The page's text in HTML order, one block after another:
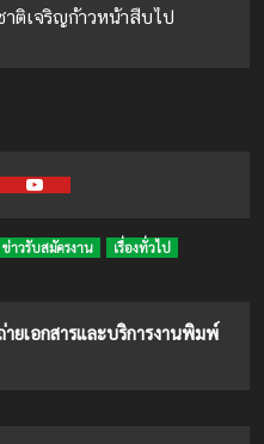
ติเจริญก้าวหน้าสืบไป
ข่าวรับสมัครงาน
เรื่องทั่วไป
ยเอกสารและบริการงานพิมพ์